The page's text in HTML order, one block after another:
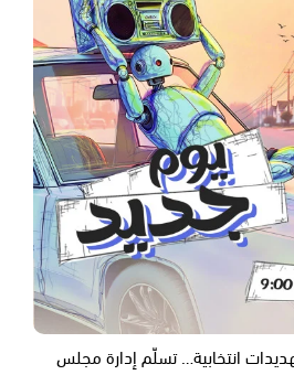
انتخابية… تسلّم إدارة مجلس